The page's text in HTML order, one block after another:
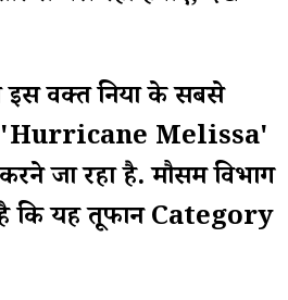
वक्त दुनिया के सबसे
'Hurricane Melissa'
जा रहा है. मौसम विभाग
है कि यह तूफान Category